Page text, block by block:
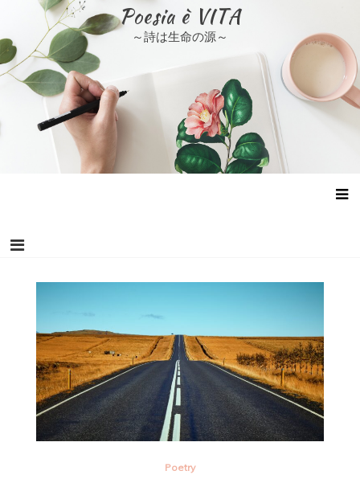
テ
ン
ツ
キ
Poesia è VITA
～詩は生命の源～
Poetry